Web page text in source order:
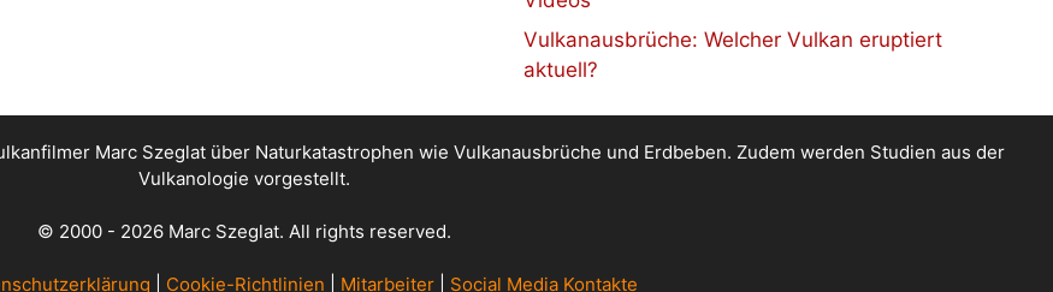
Vulkanausbrüche: Welcher Vulkan eruptiert
aktuell?
Marc Szeglat über Naturkatastrophen wie Vulkanausbrüche und Erdbeben. Zudem werden Studien aus der
Vulkanologie vorgestellt.
© 2000 - 2026 Marc Szeglat. All rights reserved.
Cookie-Richtlinien Mitarbeiter Social Media Kontakte